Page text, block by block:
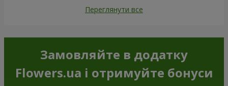
Переглянути все
Замовляйте в додатку
Flowers.ua і отримуйте бонуси